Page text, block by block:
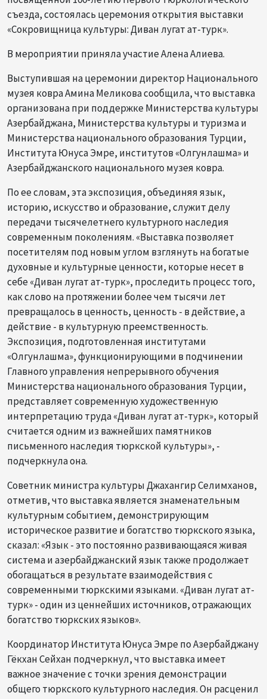
съезда, состоялась церемония открытия выставки
«Сокровищница культуры: Диван лугат ат-турк».
В мероприятии приняла участие Алена Алиева.
Выступившая на церемонии директор Национального
музея ковра Амина Меликова сообщила, что выставка
организована при поддержке Министерства культуры
Азербайджана, Министерства культуры и туризма и
Министерства национального образования Турции,
Института Юнуса Эмре, институтов «Олгунлашма» и
Азербайджанского национального музея ковра.
По ее словам, эта экспозиция, объединяя язык,
историю, искусство и образование, служит делу
передачи тысячелетнего культурного наследия
современным поколениям. «Выставка позволяет
посетителям под новым углом взглянуть на богатые
духовные и культурные ценности, которые несет в
себе «Диван лугат ат-турк», проследить процесс того,
как слово на протяжении более чем тысячи лет
превращалось в ценность, ценность - в действие, а
действие - в культурную преемственность.
Экспозиция, подготовленная институтами
«Олгунлашма», функционирующими в подчинении
Главного управления непрерывного обучения
Министерства национального образования Турции,
представляет современную художественную
интерпретацию труда «Диван лугат ат-турк», который
считается одним из важнейших памятников
письменного наследия тюркской культуры», -
подчеркнула она.
Советник министра культуры Джахангир Селимханов,
отметив, что выставка является знаменательным
культурным событием, демонстрирующим
историческое развитие и богатство тюркского языка,
сказал: «Язык - это постоянно развивающаяся живая
система и азербайджанский язык также продолжает
обогащаться в результате взаимодействия с
современными тюркскими языками. «Диван лугат ат-
турк» - один из ценнейших источников, отражающих
богатство тюркских языков».
Координатор Института Юнуса Эмре по Азербайджану
Гёкхан Сейхан подчеркнул, что выставка имеет
важное значение с точки зрения демонстрации
общего тюркского культурного наследия. Он расценил